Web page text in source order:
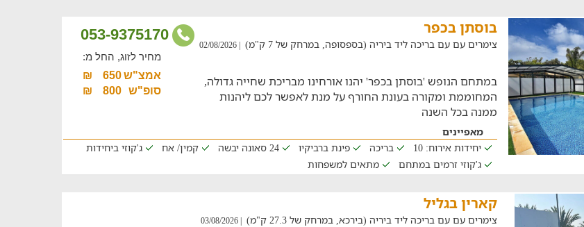
053-9375170 בוסתן בכפר
צימרים עם עם בריכה ליד ביריה (בספסופה, במרחק של 7 ק"מ) | 02/08/2026
במתחם הנופש 'בוסתן בכפר' יהנו אורחינו מבריכת שחייה גדולה,
המחוממת ומקורה בעונת החורף על מנת לאפשר לכם ליהנות
ממנה בכל השנה
מחיר לזוג, החל מ:
אמצ"ש650
₪
סופ"ש
800
₪
מאפיינים
יחידות אירוח: 10
בריכה פינת ברביקיו 24 סאונה יבשה קמין/ אח
ג'קוזי ביחידות
ג'קוזי זרמים במתחם
מתאים למשפחות
קארין בגליל
צימרים עם עם בריכה ליד ביריה (בירכא, במרחק של 27.3 ק"מ) | 03/08/2026